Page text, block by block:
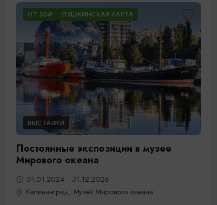
ОТ 50₽ ПУШКИНСКАЯ КАРТА
ВЫСТАВКИ
Постоянные экспозиции в музее
Мирового океана
01.01.2024 - 31.12.2026
Калининград, Музей Мирового океана